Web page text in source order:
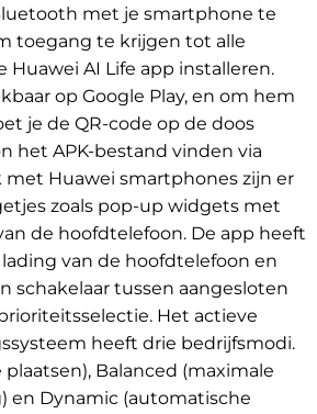
met je smartphone te
toegang te krijgen tot alle
Huawei AI Life app installeren.
op Google Play, en om hem
je de QR-code op de doos
het APK-bestand vinden via
met Huawei smartphones zijn er
zoals pop-up widgets met
de hoofdtelefoon. De app heeft
van de hoofdtelefoon en
schakelaar tussen aangesloten
Het actieve
heeft drie bedrijfsmodi.
Balanced (maximale
en Dynamic (automatische